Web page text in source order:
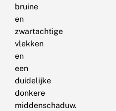
bruine
en
zwartachtige
vlekken
en
een
duidelijke
donkere
middenschaduw.